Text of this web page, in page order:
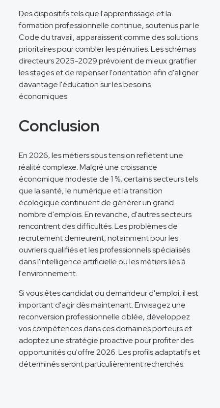
Des dispositifs tels que l'apprentissage et la
formation professionnelle continue, soutenus par le
Code du travail, apparaissent comme des solutions
prioritaires pour combler les pénuries. Les schémas
directeurs 2025-2029 prévoient de mieux gratifier
les stages et de repenser l'orientation afin d'aligner
davantage l'éducation sur les besoins
économiques.
Conclusion
En 2026, les métiers sous tension reflètent une
réalité complexe. Malgré une croissance
économique modeste de 1 %, certains secteurs tels
que la santé, le numérique et la transition
écologique continuent de générer un grand
nombre d'emplois. En revanche, d'autres secteurs
rencontrent des difficultés. Les problèmes de
recrutement demeurent, notamment pour les
ouvriers qualifiés et les professionnels spécialisés
dans l'intelligence artificielle ou les métiers liés à
l'environnement.
Si vous êtes candidat ou demandeur d'emploi, il est
important d'agir dès maintenant. Envisagez une
reconversion professionnelle ciblée, développez
vos compétences dans ces domaines porteurs et
adoptez une stratégie proactive pour profiter des
opportunités qu'offre 2026. Les profils adaptatifs et
déterminés seront particulièrement recherchés.